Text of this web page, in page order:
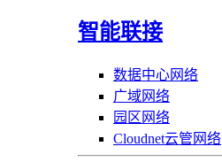
智能联接
数据中心网络
广域网络
园区网络
Cloudnet云管网络